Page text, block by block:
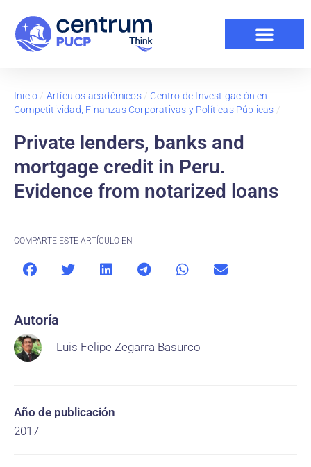
Inicio / Artículos académicos/ Centro de Investigación en
Competitividad, Finanzas Corporativas y Políticas Públicas /
Private lenders, banks and
mortgage credit in Peru.
Evidence from notarized loans
COMPARTE ESTE ARTÍCULO EN
Autoría
Luis Felipe Zegarra Basurco
Año de publicación
2017